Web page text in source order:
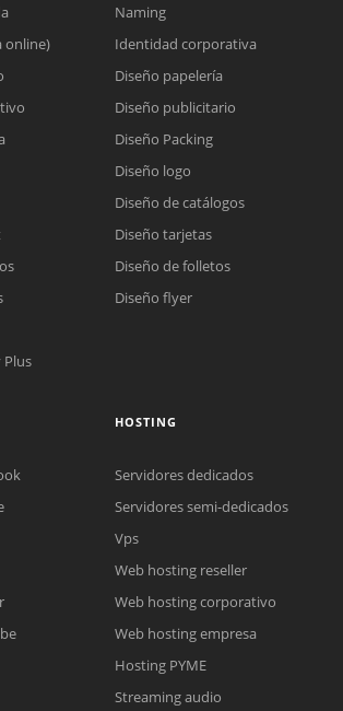
Reunión online
Meet para la reunión online.
Cotización
Chat Online
están fuera de línea. Complete el formulario
online)
Plus
Naming
Identidad corporativa
Diseño papelería
Diseño publicitario
Diseño Packing
Diseño logo
Diseño de catálogos
Diseño tarjetas
Diseño de folletos
Diseño flyer
HOSTING
Servidores dedicados
Servidores semi-dedicados
Vps
Web hosting reseller
Web hosting corporativo
Web hosting empresa
Hosting PYME
Streaming audio